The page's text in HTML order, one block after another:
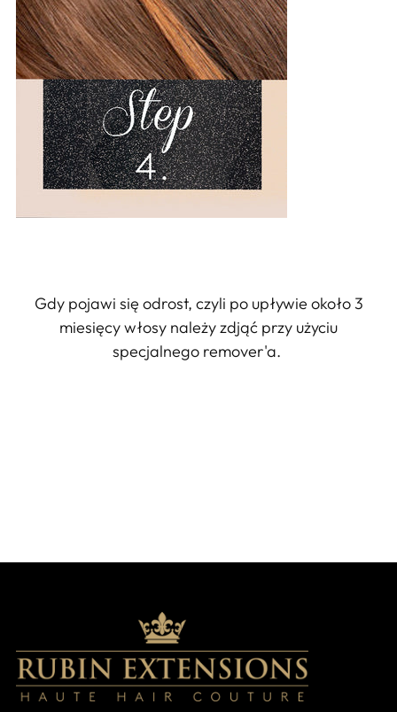
Gdy pojawi się odrost, czyli po upływie około 3
miesięcy włosy należy zdjąć przy użyciu
specjalnego remover'a.